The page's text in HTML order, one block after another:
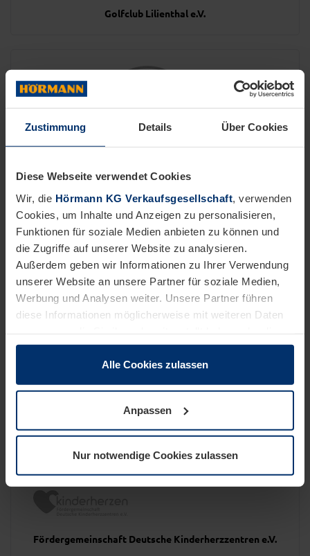
Zustimmung Details Über Cookies
Diese Webseite verwendet Cookies
Wir, die Hörmann KG Verkaufsgesellschaft , verwenden
Cookies, um Inhalte und Anzeigen zu personalisieren,
Funktionen für soziale Medien anbieten zu können und
die Zugriffe auf unserer Website zu analysieren.
Außerdem geben wir Informationen zu Ihrer Verwendung
unserer Website an unsere Partner für soziale Medien,
Werbung und Analysen weiter. Unsere Partner führen
diese Informationen möglicherweise mit weiteren Daten
sie im Rahmen Ihrer Nutzung der Dienste gesammelt
Rechtlich können wir Cookies auf Ihrem Gerät speichern,
notwendig sind. Für alle anderen Cookie-Typen benötigen
wir Ihre Erlaubnis. Ihre Einwilligung können Sie jederzeit
in der Cookie-Erläuterung auf der Seite
widerrufen.
Alle Cookies zulassen
Anpassen
Nur notwendige Cookies zulassen
Golfclub Lilienthal e.V.
Handicap international
Hochschule für Künste Bremen
Fördergemeinschaft Deutsche Kinderherzzentren e.V.